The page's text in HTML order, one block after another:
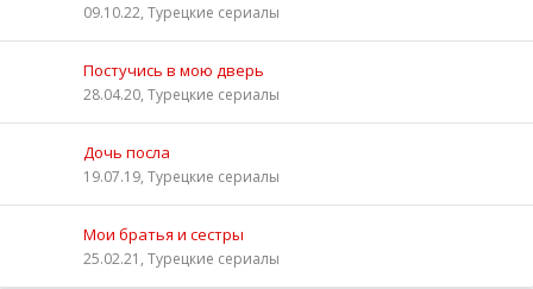
09.10.22, Турецкие сериалы
Постучись в мою дверь
28.04.20, Турецкие сериалы
Дочь посла
19.07.19, Турецкие сериалы
Мои братья и сестры
25.02.21, Турецкие сериалы